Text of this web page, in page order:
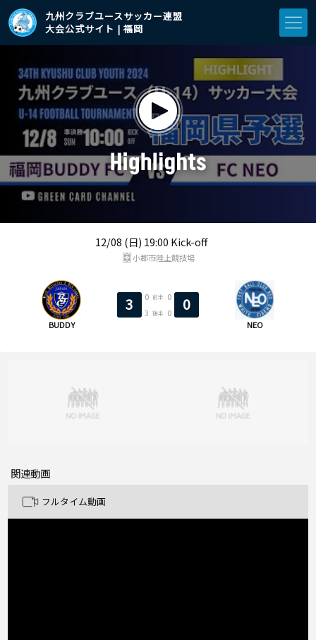
九州クラブユースサッカー連盟
大会公式サイト | 福岡
12/08 (日) 19:00 Kick-off
BUDDY
3 0 前半
0
3 後半 0 0
NEO
小郡市陸上競技場
関連動画
フルタイム動画